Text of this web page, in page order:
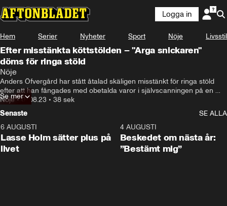
Logga in
Hem Serier Nyheter Sport Nöje Livsstil
Efter misstänkta köttstölden – "Arga snickaren"
döms för ringa stöld
Nöje
Anders Öfvergård har stått åtalad skäligen misstänkt för ringa stöld
efter att han fångades med obetalda varor i självscanningen på en
Icabutik.
Nu döms han för ringa stöld till 40 dagsböter á 1000 kronor.
Nöje•07.08.23 • 38 sek
Se mer
Senaste
SE ALLA
6 AUGUSTI
Lasse Holm sätter plus på
livet
4 AUGUSTI
Beskedet om nästa år:
”Bestämt mig”